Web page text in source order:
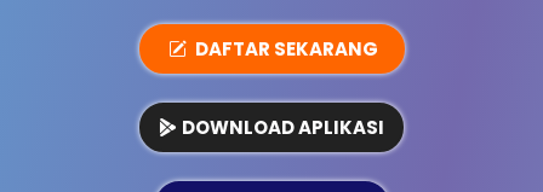
DAFTAR SEKARANG
DOWNLOAD APLIKASI